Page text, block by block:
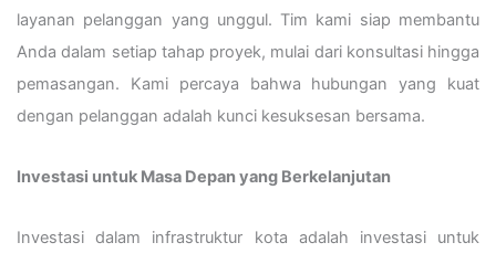
layanan pelanggan yang unggul. Tim kami siap membantu
Anda dalam setiap tahap proyek, mulai dari konsultasi hingga
pemasangan. Kami percaya bahwa hubungan yang kuat
dengan pelanggan adalah kunci kesuksesan bersama.
Investasi untuk Masa Depan yang Berkelanjutan
Investasi dalam infrastruktur kota adalah investasi untuk